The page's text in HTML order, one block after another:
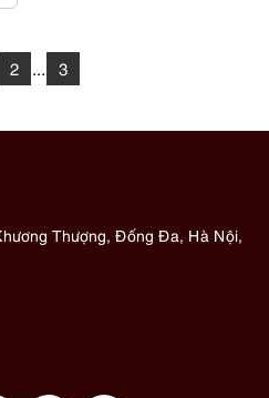
2 ... 3
Thượng, Đống Đa, Hà Nội,